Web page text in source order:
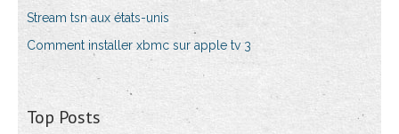
Stream tsn aux états-unis
Comment installer xbmc sur apple tv 3
Top Posts